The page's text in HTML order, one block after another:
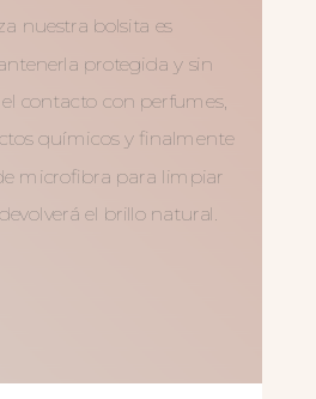
nuestra bolsita es
protegida y sin
contacto con perfumes,
químicos y finalmente
microfibra para limpiar
el brillo natural.